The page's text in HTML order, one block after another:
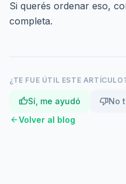
Si querés ordenar eso,
completa.
¿TE FUE ÚTIL ESTE
thumb_upSí, me ayudó thumb_downNo
arrow_backVolver al blog